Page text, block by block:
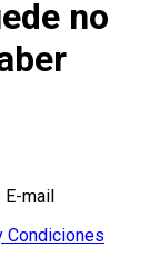
no
E-mail
Condiciones